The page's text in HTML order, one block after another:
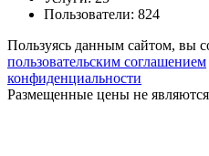
Пользователи: 824
Пользуясь данным сайтом, вы
пользовательским соглашением
конфиденциальности
Размещенные цены не